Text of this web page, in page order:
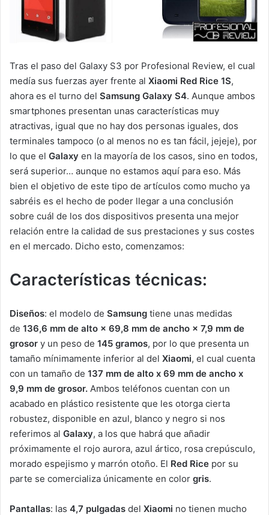
Tras el paso del Galaxy S3 por Profesional Review, el cual
medía sus fuerzas ayer frente al Xiaomi Red Rice 1S,
ahora es el turno del Samsung Galaxy S4. Aunque ambos
smartphones presentan unas características muy
atractivas, igual que no hay dos personas iguales, dos
terminales tampoco (o al menos no es tan fácil, jejeje), por
lo que el Galaxy en la mayoría de los casos, sino en todos,
será superior… aunque no estamos aquí para eso. Más
bien el objetivo de este tipo de artículos como mucho ya
sabréis es el hecho de poder llegar a una conclusión
sobre cuál de los dos dispositivos presenta una mejor
relación entre la calidad de sus prestaciones y sus costes
en el mercado. Dicho esto, comenzamos:
Características técnicas:
Diseños: el modelo de Samsung tiene unas medidas
de 136,6 mm de alto × 69,8 mm de ancho × 7,9 mm de
grosor y un peso de 145 gramos, por lo que presenta un
tamaño mínimamente inferior al del Xiaomi, el cual cuenta
con un tamaño de 137 mm de alto x 69 mm de ancho x
9,9 mm de grosor. Ambos teléfonos cuentan con un
acabado en plástico resistente que les otorga cierta
robustez, disponible en azul, blanco y negro si nos
referimos al Galaxy, a los que habrá que añadir
próximamente el rojo aurora, azul ártico, rosa crepúsculo,
morado espejismo y marrón otoño. El Red Rice por su
parte se comercializa únicamente en color gris.
Pantallas: las 4,7 pulgadas del Xiaomi no tienen mucho